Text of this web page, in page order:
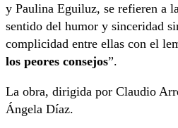
y Paulina Eguiluz, se refieren a
sentido del humor y sinceridad
complicidad entre ellas con el
los peores consejos”.
La obra, dirigida por Claudio
Ángela Díaz.